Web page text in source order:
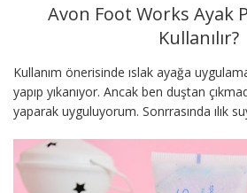
Avon Foot Works Ayak
Kullanılır?
Kullanım önerisinde ıslak ayağa
yapıp yıkanıyor. Ancak ben duştan
yaparak uyguluyorum. Sonrrasında ılık